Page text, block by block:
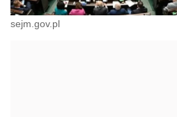
sejm.gov.pl